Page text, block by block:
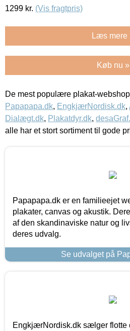
1299 kr. (Vis fragtpris)
Læs mere
Køb nu »
De mest populære plakat-
Papapapa.dk, EngkjærNordisk.dk,
Dialægt.dk, Plakatdyr.dk,
alle har et stort sortiment til gode
Papapapa.dk er en familieejet
plakater, canvas og akustik.
af den skandinaviske natur og
deres udvalg.
Se udvalget på
EngkjærNordisk.dk sælger flotte